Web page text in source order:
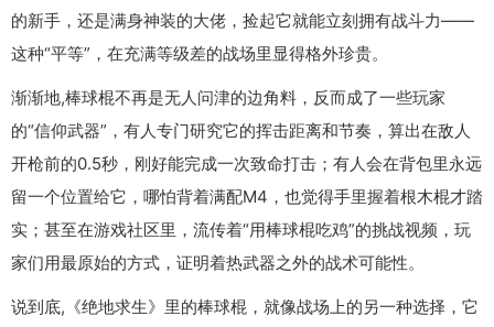
的新手，还是满身神装的大佬，捡起它就能立刻拥有战斗力——
这种“平等”，在充满等级差的战场里显得格外珍贵。
渐渐地,棒球棍不再是无人问津的边角料，反而成了一些玩家
的“信仰武器”，有人专门研究它的挥击距离和节奏，算出在敌人
开枪前的0.5秒，刚好能完成一次致命打击；有人会在背包里永远
留一个位置给它，哪怕背着满配M4，也觉得手里握着根木棍才踏
实；甚至在游戏社区里，流传着“用棒球棍吃鸡”的挑战视频，玩
家们用最原始的方式，证明着热武器之外的战术可能性。
说到底,《绝地求生》里的棒球棍，就像战场上的另一种选择，它